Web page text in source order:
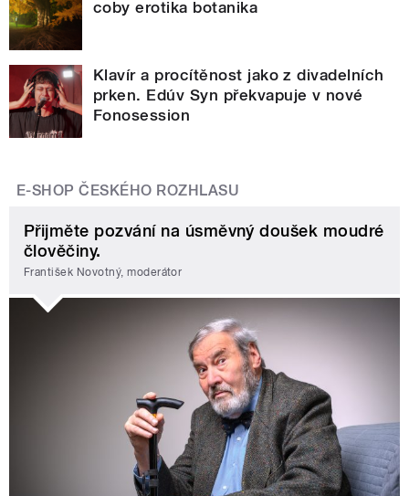
coby erotika botanika
Klavír a procítěnost jako z divadelních
prken. Edúv Syn překvapuje v nové
Fonosession
E-SHOP ČESKÉHO ROZHLASU
Přijměte pozvání na úsměvný doušek moudré
člověčiny.
František Novotný, moderátor